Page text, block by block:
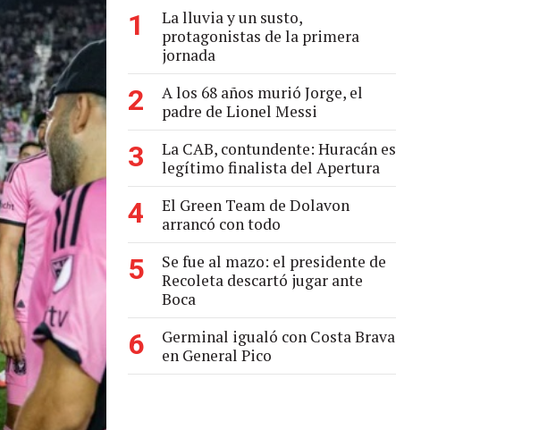
1
La lluvia y un susto,
protagonistas de la primera
jornada
2
A los 68 años murió Jorge, el
padre de Lionel Messi
3
La CAB, contundente: Huracán es
legítimo finalista del Apertura
4
El Green Team de Dolavon
arrancó con todo
5
Se fue al mazo: el presidente de
Recoleta descartó jugar ante
Boca
6
Germinal igualó con Costa Brava
en General Pico